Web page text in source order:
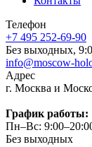
Телефон
+7 495 252-69-90
Без выходных,
info@moscow-
Адрес
г. Москва и
График работы:
Пн–Вс:
Без выходных